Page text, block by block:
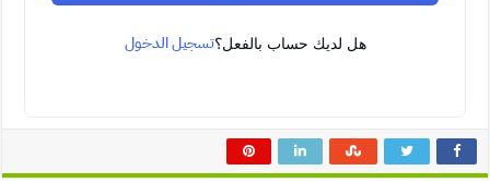
هل لديك حساب بالفعل؟تسجيل الدخول